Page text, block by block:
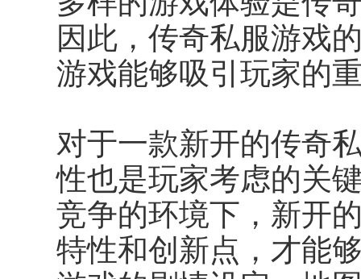
因此，传奇私服游戏
游戏能够吸引玩家的
对于一款新开的传奇
性也是玩家考虑的关
竞争的环境下，新开
特性和创新点，才能